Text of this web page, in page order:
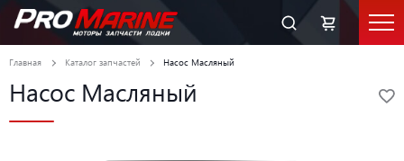
Главная Каталог запчастей Насос Масляный
Насос Масляный